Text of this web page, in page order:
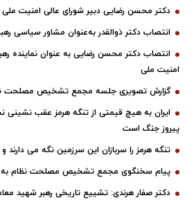
دکتر محسن رضایی دبیر شورای عالی امنیت
انتصاب دکتر ذوالقدر به‌عنوان مشاور سیاسی
انتصاب دکتر محسن رضایی به عنوان نماینده
امنیت ملی
گزارش تصویری جلسه مجمع تشخیص مصلحت نظام ۱۸ مرداد
ایران به هیچ قیمتی از تنگه هرمز عقب نشینی
پیروز جنگ است
تنگه هرمز را سربازان این سرزمین نگه می دارند و
پیام سخنگوی مجمع تشخیص مصلحت نظام به
دکتر صفار هرندی: تشییع تاریخی رهبر شهید